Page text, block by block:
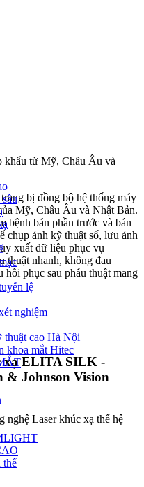
lệ
nghiệm
thuật cao Hà Nội
khoa mắt Hitec
thể
khẩu từ Mỹ, Châu Âu và
bị đồng bộ hệ thống máy
Mỹ, Châu Âu và Nhật Bản.
bệnh bán phần trước và bán
chụp ảnh kỹ thuật số, lưu ảnh
xuất dữ liệu phục vụ
thuật nhanh, không đau
hồi phục sau phẫu thuật mang
xạ ELITA SILK -
& Johnson Vision
Laser khúc xạ thế hệ